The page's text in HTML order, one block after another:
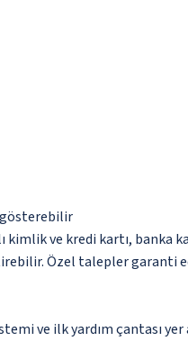
gösterebilir
ve kredi kartı, banka
Özel talepler garanti
ve ilk yardım çantası